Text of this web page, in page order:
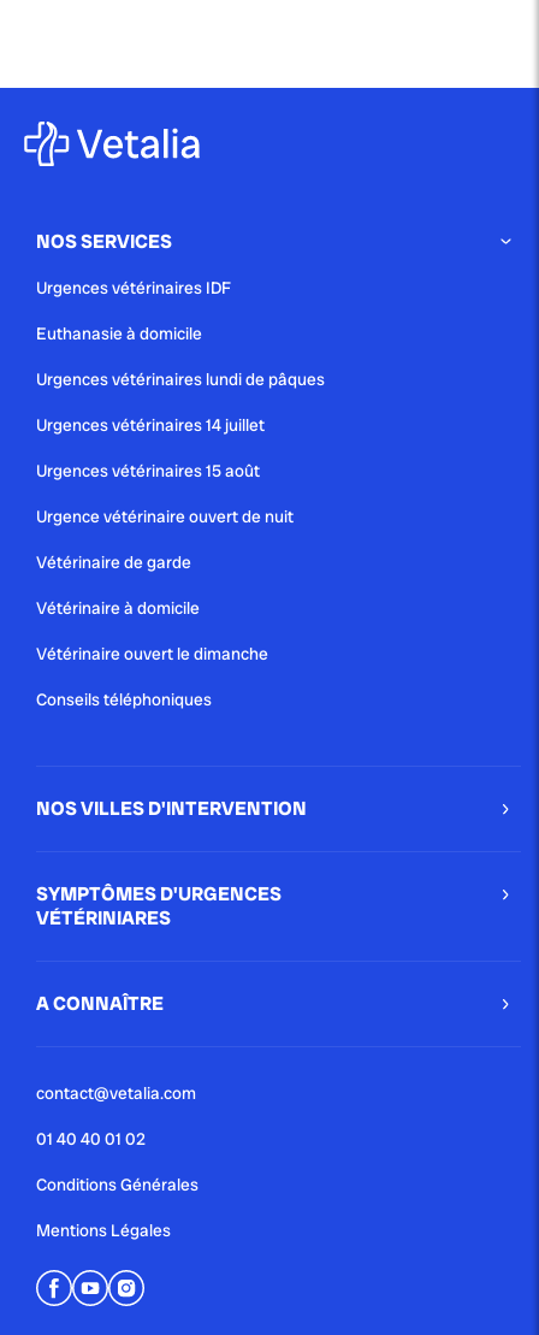
NOS SERVICES
Urgences vétérinaires IDF
Euthanasie à domicile
Urgences vétérinaires lundi de pâques
Urgences vétérinaires 14 juillet
Urgences vétérinaires 15 août
Urgence vétérinaire ouvert de nuit
Vétérinaire de garde
Vétérinaire à domicile
Vétérinaire ouvert le dimanche
Conseils téléphoniques
NOS VILLES D'INTERVENTION
SYMPTÔMES D'URGENCES
VÉTÉRINIARES
A CONNAÎTRE
contact@vetalia.com
01 40 40 01 02
Conditions Générales
Mentions Légales